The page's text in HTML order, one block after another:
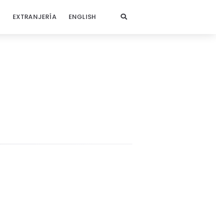
EXTRANJERÍA ENGLISH